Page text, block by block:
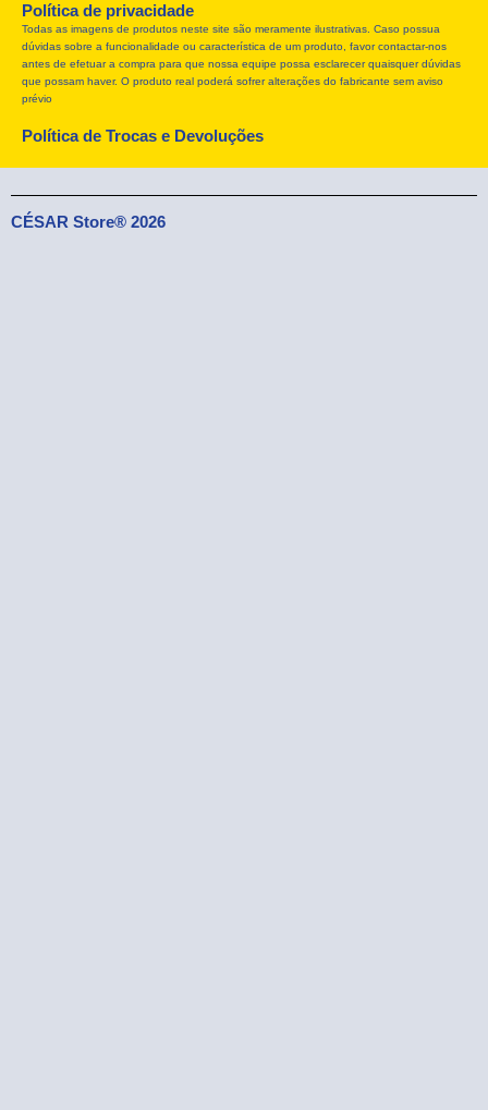
b
o
o
k
i
t
t
e
a
g
r
a
Política de privacidade
Todas as imagens de produtos neste site são meramente ilustrativas. Caso possua
dúvidas sobre a funcionalidade ou característica de um produto, favor contactar-nos
antes de efetuar a compra para que nossa equipe possa esclarecer quaisquer dúvidas
que possam haver. O produto real poderá sofrer alterações do fabricante sem aviso
prévio
Política de Trocas e Devoluções
CÉSAR Store® 2026